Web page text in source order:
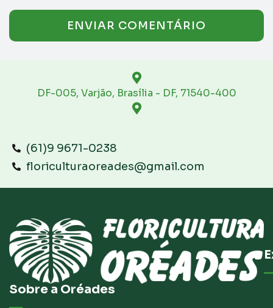
DF-005, Varjão, Brasília - DF, 71540-400
(61)9 9671-0238
floriculturaoreades@gmail.com
Sobre a Oréades